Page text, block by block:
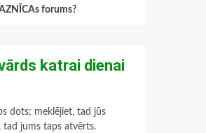
forums?
katrai dienai
dots; meklējiet, tad jūs
tad jums taps atvērts.